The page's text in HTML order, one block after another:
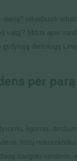
Įskaičiuoti
valgį? Mitus apie
dietologę
per
ligomis,
būtų
daugiau vandens,